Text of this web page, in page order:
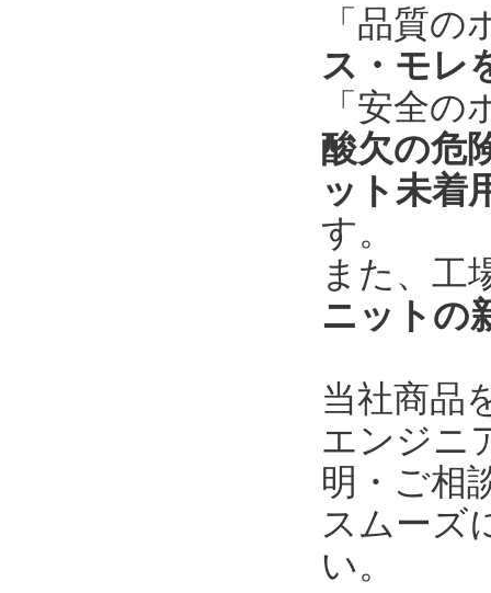
「品質
ス・モレ
「安全
酸欠の危
ット未着
す。
また、工
ニットの
当社商品
エンジニ
明・ご相
スムーズ
い。